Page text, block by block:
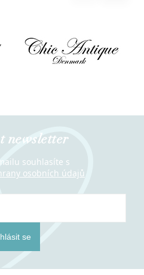
newsletter
souhlasíte s
osobních údajů
se